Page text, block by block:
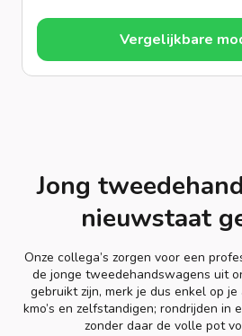
Vergelijkbare
Jong
nieuwstaat
Onze collega’s zorgen voor een
de jonge tweedehandswagens uit
gebruikt zijn, merk je dus enkel op
kmo’s en zelfstandigen; rondrijden in
zonder daar de volle pot